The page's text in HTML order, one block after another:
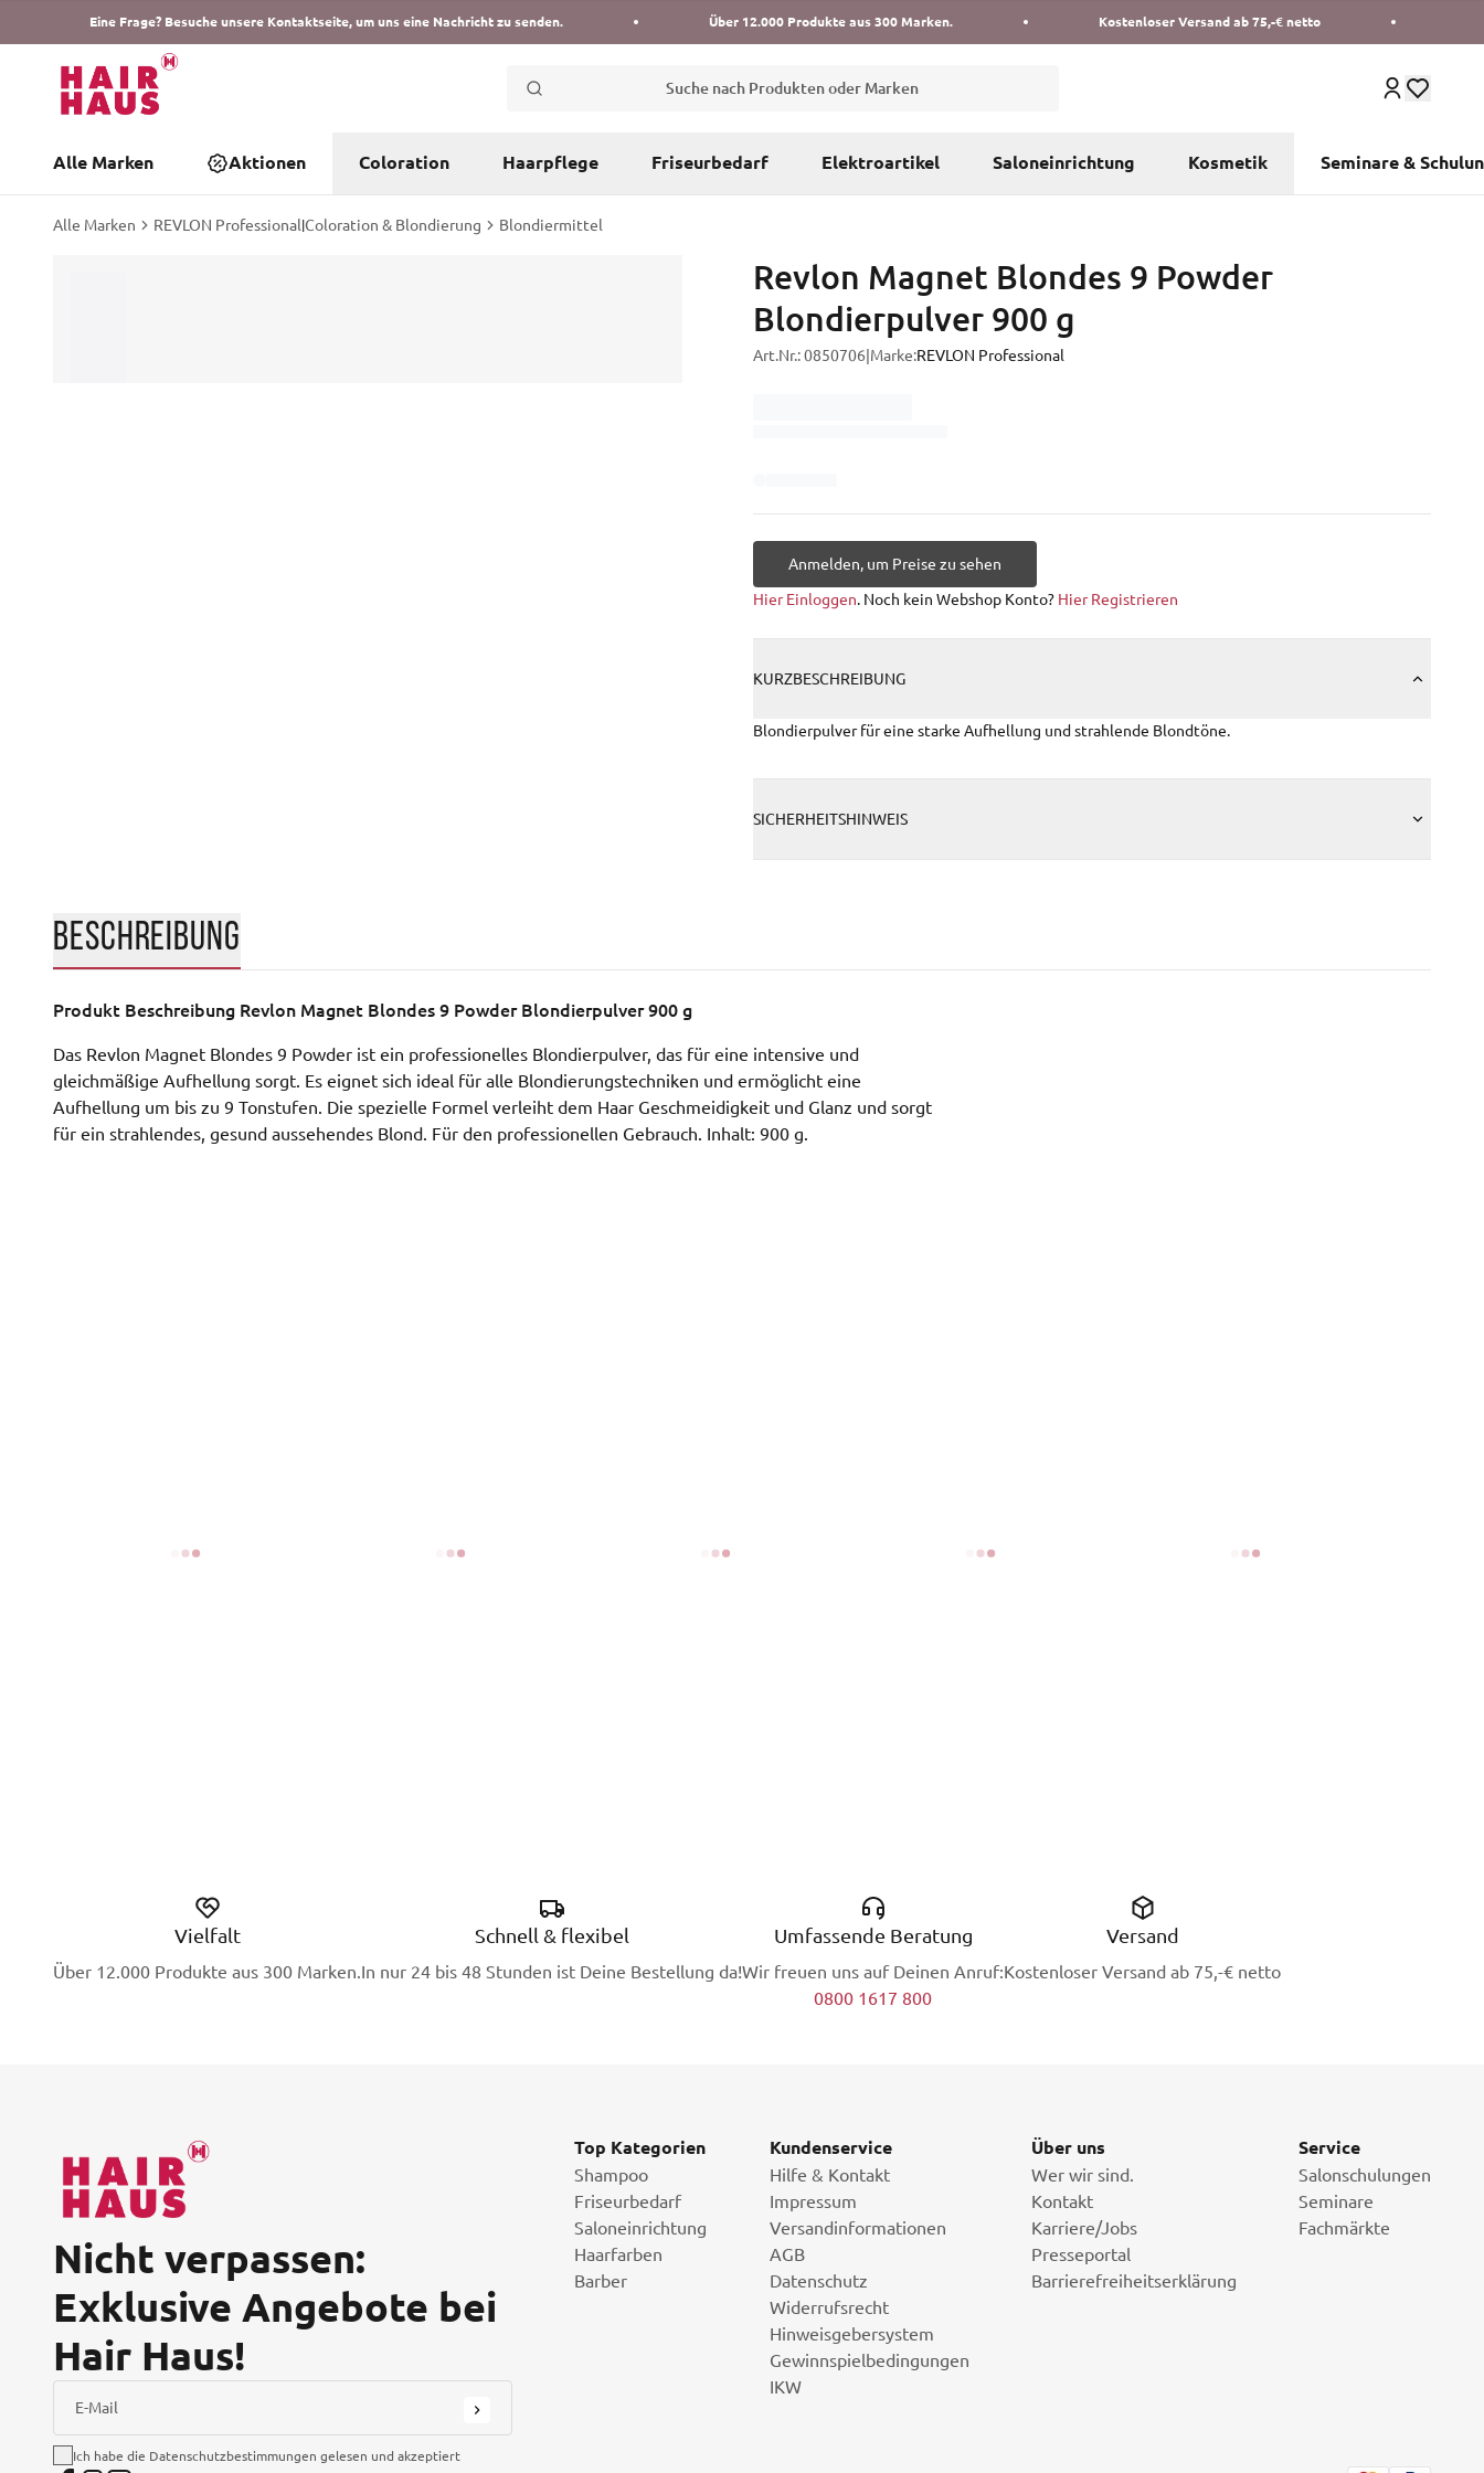
Eine Frage? Besuche unsere Kontaktseite, um uns eine Nachricht zu senden. Über 12.000 Produkte aus 300 Marken. Kostenloser Versand ab 75,-€ netto
Suche nach Produkten oder Marken
Alle Marken Aktionen Coloration Haarpflege Friseurbedarf Elektroartikel Saloneinrichtung Kosmetik Seminare &
Alle Marken REVLON Professional|Coloration & Blondierung Blondiermittel
Revlon Magnet Blondes 9 Powder
Blondierpulver 900 g
Art.Nr.:0850706 Marke:REVLON Professional
Anmelden, um Preise zu sehen
Hier Einloggen. Noch kein Webshop Konto? Hier Registrieren
KURZBESCHREIBUNG
Blondierpulver für eine starke Aufhellung und strahlende Blondtöne.
SICHERHEITSHINWEIS
BESCHREIBUNG
Produkt Beschreibung Revlon Magnet Blondes 9 Powder Blondierpulver 900 g
Das Revlon Magnet Blondes 9 Powder ist ein professionelles Blondierpulver, das für eine intensive und
gleichmäßige Aufhellung sorgt. Es eignet sich ideal für alle Blondierungstechniken und ermöglicht eine
Aufhellung um bis zu 9 Tonstufen. Die spezielle Formel verleiht dem Haar Geschmeidigkeit und Glanz und sorgt
für ein strahlendes, gesund aussehendes Blond. Für den professionellen Gebrauch. Inhalt: 900 g.
Vielfalt
Über 12.000 Produkte aus 300 Marken.
Schnell & flexibel
In nur 24 bis 48 Stunden ist Deine Bestellung da!
Umfassende Beratung
Wir freuen uns auf Deinen Anruf:
0800 1617 800
Versand
Kostenloser Versand ab 75,-€ netto
Nicht verpassen:
Exklusive Angebote bei
Hair Haus!
E-Mail
Ich habe die Datenschutzbestimmungen gelesen und akzeptiert
Top Kategorien
Shampoo
Friseurbedarf
Saloneinrichtung
Haarfarben
Barber
Kundenservice
Hilfe & Kontakt
Impressum
Versandinformationen
AGB
Datenschutz
Widerrufsrecht
Hinweisgebersystem
Gewinnspielbedingungen
IKW
Über uns
Wer wir sind.
Kontakt
Karriere/Jobs
Presseportal
Barrierefreiheitserklärung
Service
Salonschulungen
Seminare
Fachmärkte